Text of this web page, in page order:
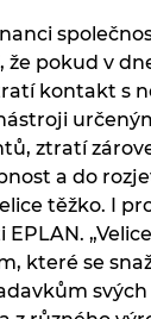
že pokud v
kontakt s
ztratí
a do
těžko. I
které se